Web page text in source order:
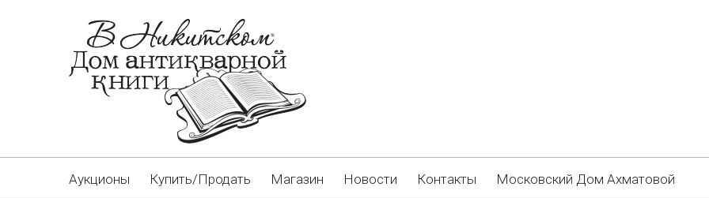
Аукционы Купить/Продать Магазин Новости Контакты Московский Дом Ахматовой